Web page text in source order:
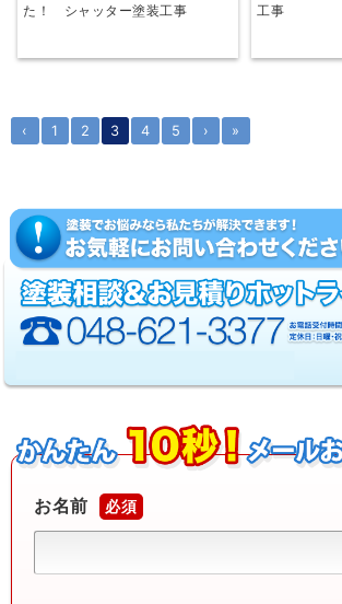
た！ シャッター塗装工事
工事
‹ 1 2 3 4 5 › »
お名前 必須